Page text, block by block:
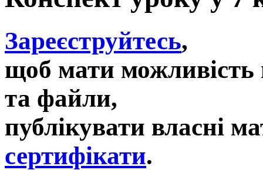
Зареєструйтесь,
щоб мати можливість
та файли,
публікувати власні
сертифікати.